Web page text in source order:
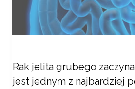
Rak jelita grubego
jest jednym z najbardziej